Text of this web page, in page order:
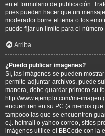
en el formulario de publicación.
pues pueden hacer que un
moderador borre el tema o los
puede fijar un límite para el
Arriba
¿Puedo publicar imagenes?
Sí, las imágenes se pueden
permite adjuntar archivos, puede
manera, debe guardar primero su
http://www.ejemplo.com/mi-
encuentren en su PC (a menos
tampoco las que se encuentren
e.j. hotmail o yahoo correo, sitios
imágenes utilice el BBCode con la